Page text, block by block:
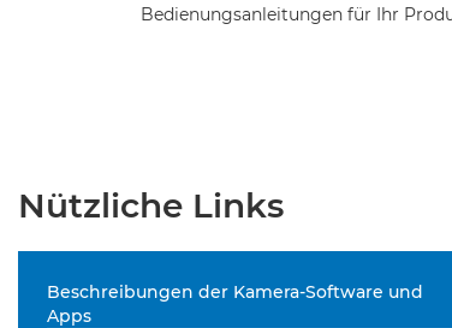
Bedienungsanleitungen für Ihr
Nützliche Links
Beschreibungen der Kamera-Software und
Apps